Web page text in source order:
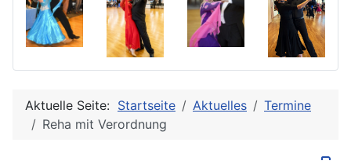
Aktuelle Seite: Startseite Aktuelles
Termine
Reha mit Verordnung